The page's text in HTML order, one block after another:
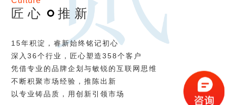
匠心 推新
15年积淀，睿新始终铭记初心
深入36个行业，匠心塑造358个客户
凭借专业的品牌企划与敏锐的互联网思维
不断积聚市场经验，推陈出新
以专业铸品质，用创新引领市场